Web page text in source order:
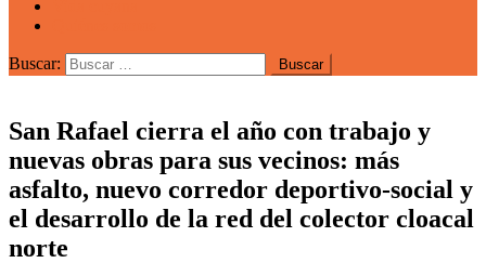
Buscar:
San Rafael cierra el año con trabajo y
nuevas obras para sus vecinos: más
asfalto, nuevo corredor deportivo-social y
el desarrollo de la red del colector cloacal
norte